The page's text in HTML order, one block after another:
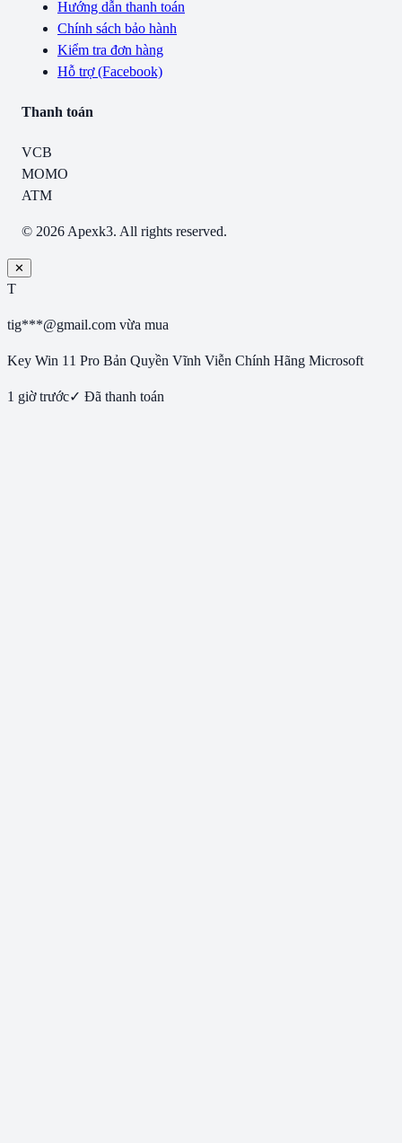
Hướng dẫn thanh toán
Chính sách bảo hành
Kiểm tra đơn hàng
Hỗ trợ (Facebook)
Thanh toán
VCB
MOMO
ATM
© 2026 Apexk3. All rights reserved.
✕
T
tig***@gmail.com vừa mua
Key Win 11 Pro Bản Quyền Vĩnh Viễn Chính Hãng Microsoft
1 giờ trước✓ Đã thanh toán